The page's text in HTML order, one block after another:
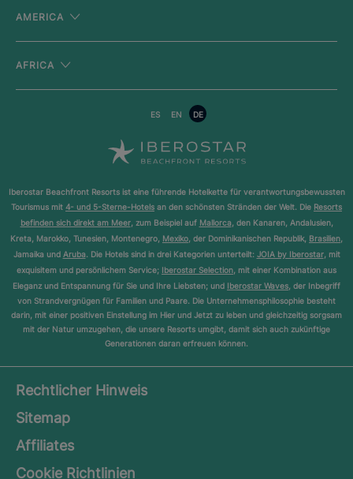
AMERICA
AFRICA
ES EN DE
Iberostar Beachfront Resorts ist eine führende Hotelkette für verantwortungsbewussten
Tourismus mit 4- und 5-Sterne-Hotels an den schönsten Stränden der Welt. Die Resorts
befinden sich direkt am Meer, zum Beispiel auf Mallorca, den Kanaren, Andalusien,
Kreta, Marokko, Tunesien, Montenegro, Mexiko, der Dominikanischen Republik, Brasilien,
Jamaika und Aruba. Die Hotels sind in drei Kategorien unterteilt: JOIA by Iberostar, mit
exquisitem und persönlichem Service; Iberostar Selection, mit einer Kombination aus
Eleganz und Entspannung für Sie und Ihre Liebsten; und Iberostar Waves, der Inbegriff
von Strandvergnügen für Familien und Paare. Die Unternehmensphilosophie besteht
darin, mit einer positiven Einstellung im Hier und Jetzt zu leben und gleichzeitig sorgsam
mit der Natur umzugehen, die unsere Resorts umgibt, damit sich auch zukünftige
Generationen daran erfreuen können.
Rechtlicher Hinweis
Sitemap
Affiliates
Cookie Richtlinien